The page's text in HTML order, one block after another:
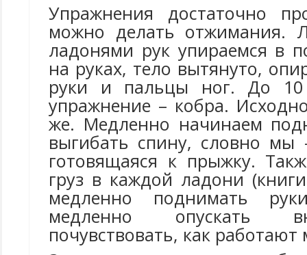
Упражнения достаточно
можно делать отжимания.
ладонями рук упираемся в
на руках, тело вытянуто,
руки и пальцы ног. До
упражнение – кобра.
же. Медленно начинаем
выгибать спину, словно мы
готовящаяся к прыжку.
груз в каждой ладони
медленно поднимать
медленно опускать
почувствовать, как